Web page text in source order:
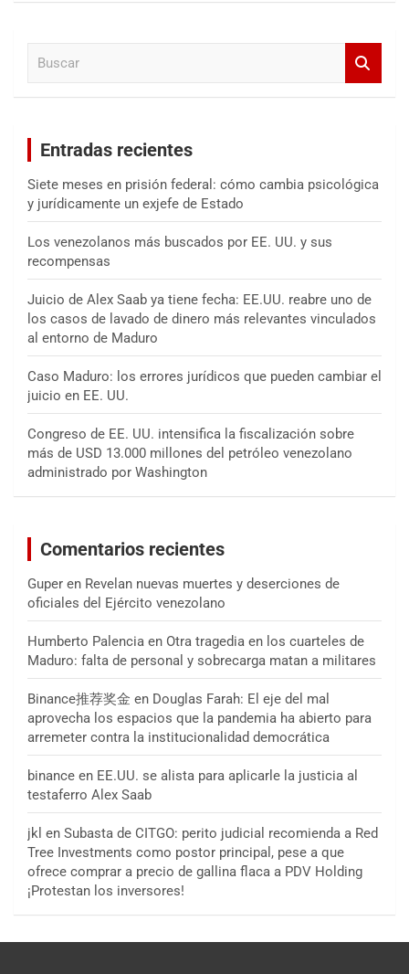
Entradas recientes
Siete meses en prisión federal: cómo cambia psicológica
y jurídicamente un exjefe de Estado
Los venezolanos más buscados por EE. UU. y sus
recompensas
Juicio de Alex Saab ya tiene fecha: EE.UU. reabre uno de
los casos de lavado de dinero más relevantes vinculados
al entorno de Maduro
Caso Maduro: los errores jurídicos que pueden cambiar el
juicio en EE. UU.
Congreso de EE. UU. intensifica la fiscalización sobre
más de USD 13.000 millones del petróleo venezolano
administrado por Washington
Comentarios recientes
Guper en Revelan nuevas muertes y deserciones de
oficiales del Ejército venezolano
Humberto Palencia en Otra tragedia en los cuarteles de
Maduro: falta de personal y sobrecarga matan a militares
Binance推荐奖金 en Douglas Farah: El eje del mal
aprovecha los espacios que la pandemia ha abierto para
arremeter contra la institucionalidad democrática
binance en EE.UU. se alista para aplicarle la justicia al
testaferro Alex Saab
jkl en Subasta de CITGO: perito judicial recomienda a Red
Tree Investments como postor principal, pese a que
ofrece comprar a precio de gallina flaca a PDV Holding
¡Protestan los inversores!